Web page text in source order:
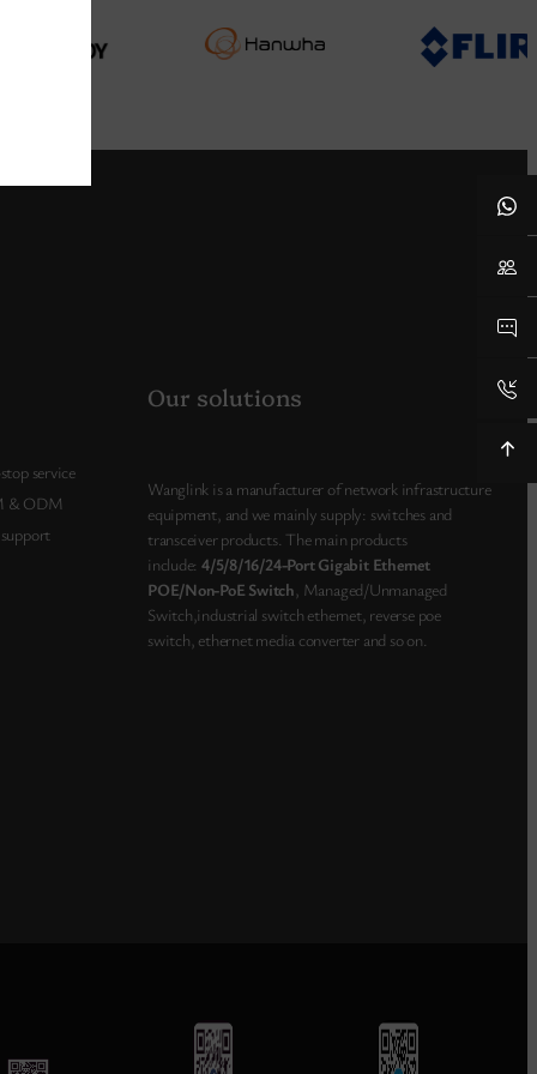
service
& ODM
Our solutions
Wanglink is a manufacturer of network infrastructure
equipment, and we mainly supply: switches and
transceiver products. The main products
include: 4/5/8/16/24-Port Gigabit Ethernet
POE/Non-PoE Switch , Managed/Unmanaged
Switch,industrial switch ethernet, reverse poe
switch, ethernet media converter and so on.